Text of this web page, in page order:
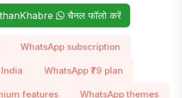
चैनल फॉलो करें
WhatsApp subscription
WhatsApp ₹79 plan
features WhatsApp themes